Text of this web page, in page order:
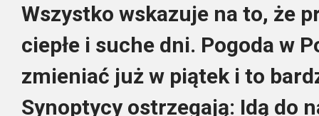
Wszystko wskazuje na to, że
ciepłe i suche dni. Pogoda w
zmieniać już w piątek i to
Synoptycy ostrzegają: Idą do